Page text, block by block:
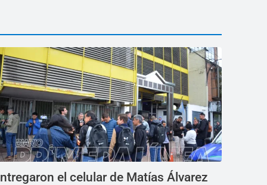
el celular de Matías Álvarez